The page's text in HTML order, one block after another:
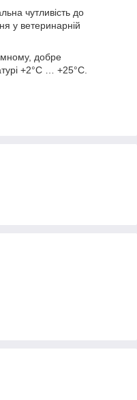
чутливість до
у ветеринарній
добре
+2°C … +25°C.